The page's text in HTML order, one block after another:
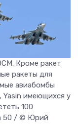
Кроме ракет
ракеты для
авиабомбы
Yasin имеющихся у
100
50 / © Юрий